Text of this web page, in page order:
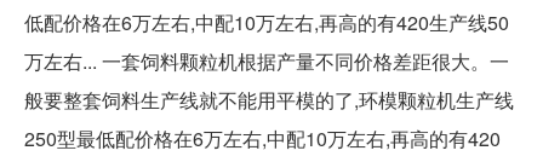
低配价格在6万左右,中配10万左右,再高的有420生产线50
万左右... 一套饲料颗粒机根据产量不同价格差距很大。一
般要整套饲料生产线就不能用平模的了,环模颗粒机生产线
250型最低配价格在6万左右,中配10万左右,再高的有420